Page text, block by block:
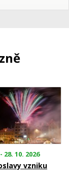
28. 10. 2026
vzniku